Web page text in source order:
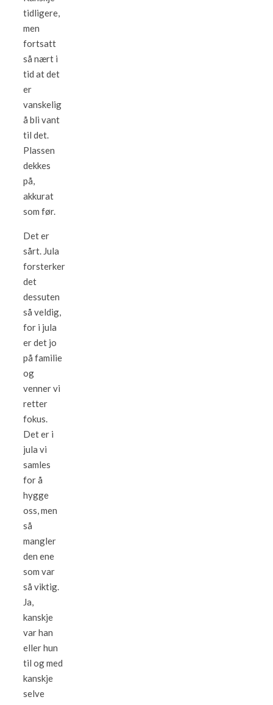
tidligere,
men
fortsatt
så nært i
tid at det
er
vanskelig
å bli vant
til det.
Plassen
dekkes
på,
akkurat
som før.
Det er
sårt. Jula
forsterker
det
dessuten
så veldig,
for i jula
er det jo
på familie
og
venner vi
retter
fokus.
Det er i
jula vi
samles
for å
hygge
oss, men
så
mangler
den ene
som var
så viktig.
Ja,
kanskje
var han
eller hun
til og med
kanskje
selve